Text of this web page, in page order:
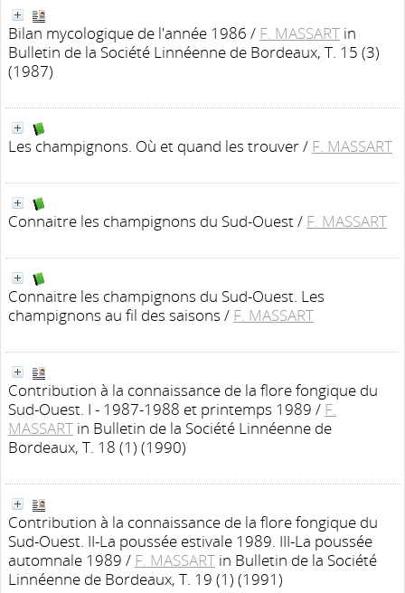
Bilan mycologique de l'année 1986 / F. MASSART in
Bulletin de la Société Linnéenne de Bordeaux, T. 15 (3)
(1987)
Les champignons. Où et quand les trouver/ F. MASSART
Connaitre les champignons du Sud-Ouest/ F. MASSART
Connaitre les champignons du Sud-Ouest. Les
champignons au fil des saisons / F. MASSART
Contribution à la connaissance de la flore fongique du
Sud-Ouest. I - 1987-1988 et printemps 1989 / F.
MASSART in Bulletin de la Société Linnéenne de
Bordeaux, T. 18 (1) (1990)
Contribution à la connaissance de la flore fongique du
Sud-Ouest. II-La poussée estivale 1989. III-La poussée
automnale 1989 / F. MASSART in Bulletin de la Société
Linnéenne de Bordeaux, T. 19 (1) (1991)